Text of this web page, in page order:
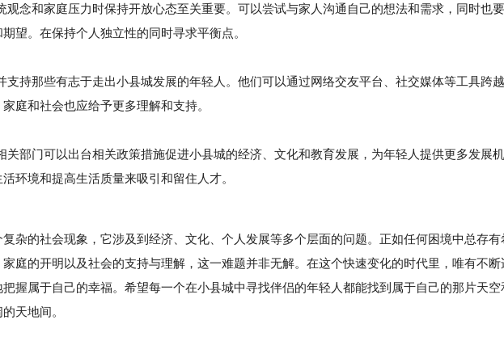
念和家庭压力时保持开放心态至关重要。可以尝试与家人沟通自己的想法和需求，同时也要
望。在保持个人独立性的同时寻求平衡点。
持那些有志于走出小县城发展的年轻人。他们可以通过网络交友平台、社交媒体等工具跨越
庭和社会也应给予更多理解和支持。
部门可以出台相关政策措施促进小县城的经济、文化和教育发展，为年轻人提供更多发展机
环境和提高生活质量来吸引和留住人才。
的社会现象，它涉及到经济、文化、个人发展等多个层面的问题。正如任何困境中总存有
庭的开明以及社会的支持与理解，这一难题并非无解。在这个快速变化的时代里，唯有不断
握属于自己的幸福。希望每一个在小县城中寻找伴侣的年轻人都能找到属于自己的那片天空
天地间。